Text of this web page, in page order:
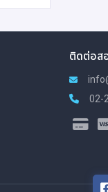
ติดต่อส
02-